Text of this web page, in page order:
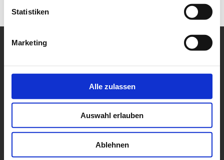
Statistiken
Marketing
Alle zulassen
Auswahl erlauben
Ablehnen